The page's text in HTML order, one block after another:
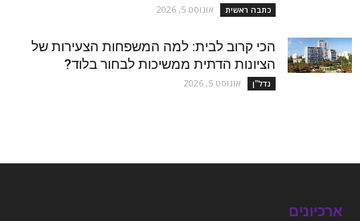
כתבה ראשית אוגוסט 5, 2026
הכי קרוב לבית: למה המשפחות הצעירות של
הציונות הדתית ממשיכות לבחור בלוד?
נדל''ן אוגוסט 5, 2026
ארכיונים